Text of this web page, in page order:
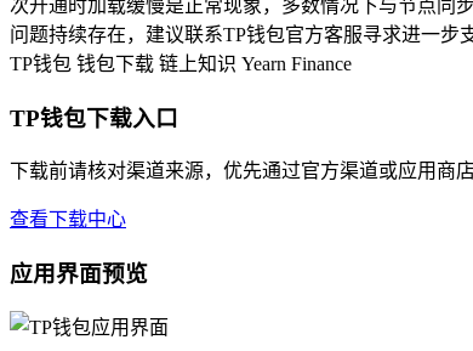
次开通时加载缓慢是正常现象，多数情况下与节点同
问题持续存在，建议联系TP钱包官方客服寻求进一步
TP钱包 钱包下载 链上知识 Yearn Finance
TP钱包下载入口
下载前请核对渠道来源，优先通过官方渠道或应用商店
查看下载中心
应用界面预览